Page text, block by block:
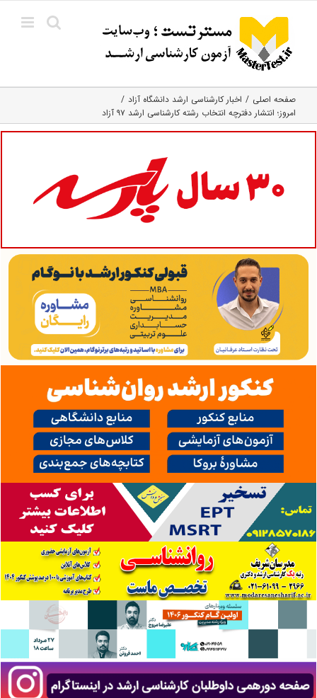
content
صفحه اصلی
اخبار کارشناسی ارشد دانشگاه آزاد
امروز؛ انتشار دفترچه انتخاب رشته کارشناسی ارشد ۹۷ آزاد